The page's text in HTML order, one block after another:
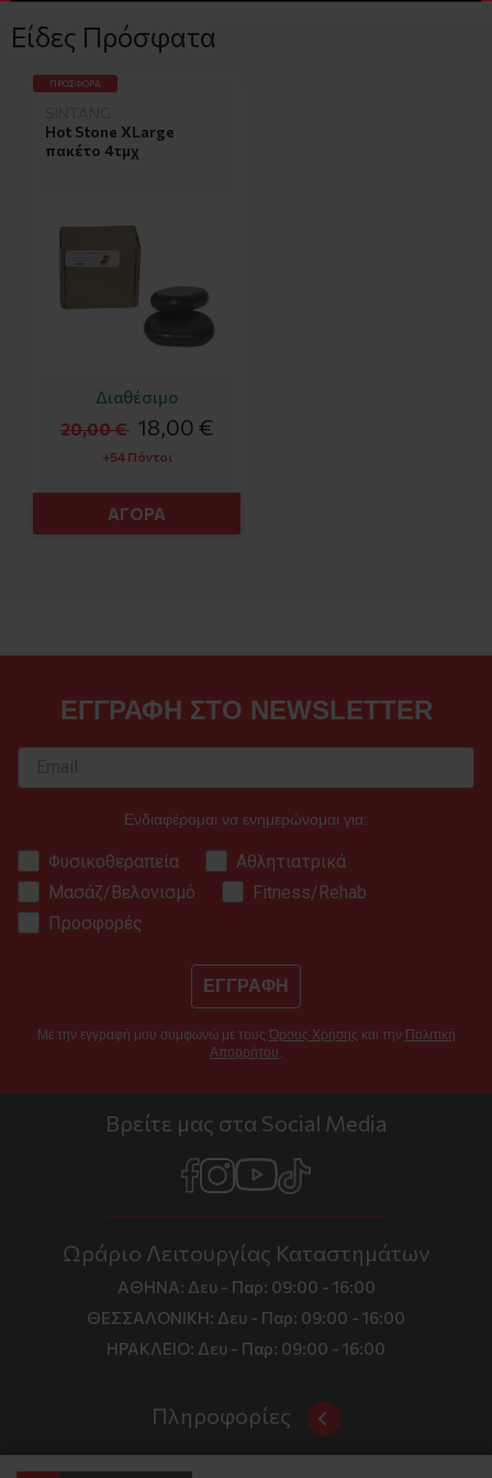
Είδες Πρόσφατα
Hot Stone XLarge
πακέτο 4τμχ
Διαθέσιμο
20,00 € 18,00 €
+54 Πόντοι
ΑΓΟΡΑ
ΠΡΟΣΦΟΡΆ
ΕΓΓΡΑΦΗ ΣΤΟ NEWSLETTER
Ενδιαφέρομαι να ενημερώνομαι για:
Φυσικοθεραπεία
Αθλητιατρικά
Μασάζ/Βελονισμό
Fitness/Rehab
Προσφορές
ΕΓΓΡΑΦΗ
Με την εγγραφή μου συμφωνώ με τους Όρους Χρήσης και την Πολιτική
Απορρήτου
Βρείτε μας στα Social Media
Ωράριο Λειτουργίας Καταστημάτων
ΑΘΗΝΑ: Δευ - Παρ: 09:00 - 16:00
ΘΕΣΣΑΛΟΝΙΚΗ: Δευ - Παρ: 09:00 - 16:00
ΗΡΑΚΛΕΙΟ: Δευ - Παρ: 09:00 - 16:00
Πληροφορίες
Όροι και Προϋποθέσεις